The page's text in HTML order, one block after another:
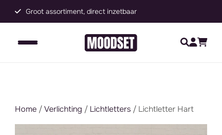
Groot assortiment, direct inzetbaar
Home /Verlichting / Lichtletters / Lichtletter Hart